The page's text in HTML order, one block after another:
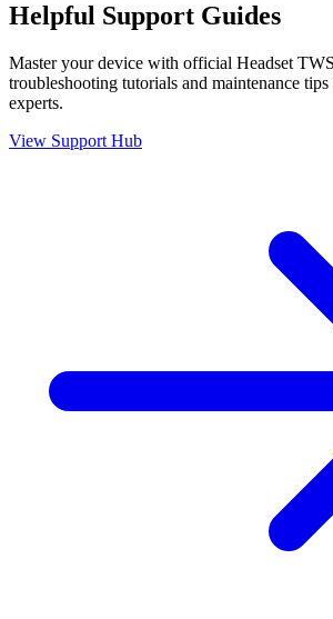
Helpful Support Guides
Master your device with official Headset
troubleshooting tutorials and maintenance
experts.
View Support Hub